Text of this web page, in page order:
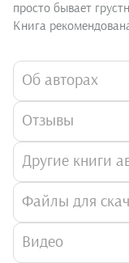
просто бывает
Книга
Об авторах
Отзывы
Другие книги
Файлы для
Видео